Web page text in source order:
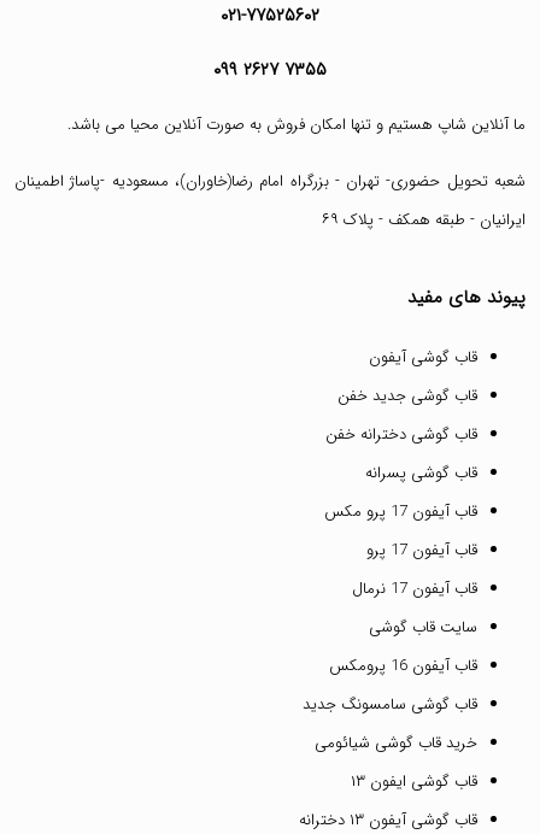
۰۲۱-۷۷۵۲۵۶۰۲
۰۹۹ ۲۶۲۷ ۷۳۵۵
ما آنلاین شاپ هستیم و تنها امکان فروش به صورت آنلاین محیا می باشد.
شعبه تحویل حضوری- تهران - بزرگراه امام رضا(خاوران)، مسعودیه -پاساژ اطمینان
ایرانیان - طبقه همکف - پلاک ۶۹
پیوند های مفید
قاب گوشی آیفون
قاب گوشی جدید خفن
قاب گوشی دخترانه خفن
قاب گوشی پسرانه
قاب آیفون 17 پرو مکس
قاب آیفون 17 پرو
قاب آیفون 17 نرمال
سایت قاب گوشی
قاب آیفون 16 پرومکس
قاب گوشی سامسونگ جدید
خرید قاب گوشی شیائومی
قاب گوشی ایفون ۱۳
قاب گوشی آیفون ۱۳ دخترانه